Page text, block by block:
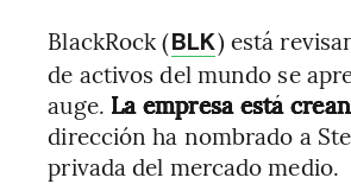
BlackRock (BLK) está
de activos del mundo se
auge. La empresa está
dirección ha nombrado a
privada del mercado medio.